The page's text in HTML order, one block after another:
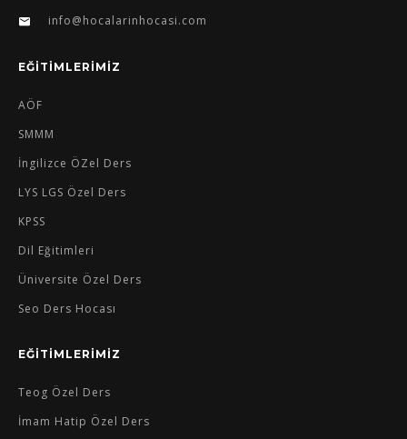
info@hocalarinhocasi.com
EĞİTİMLERİMİZ
AÖF
SMMM
İngilizce ÖZel Ders
LYS LGS Özel Ders
KPSS
Dil Eğitimleri
Üniversite Özel Ders
Seo Ders Hocası
EĞİTİMLERİMİZ
Teog Özel Ders
İmam Hatip Özel Ders